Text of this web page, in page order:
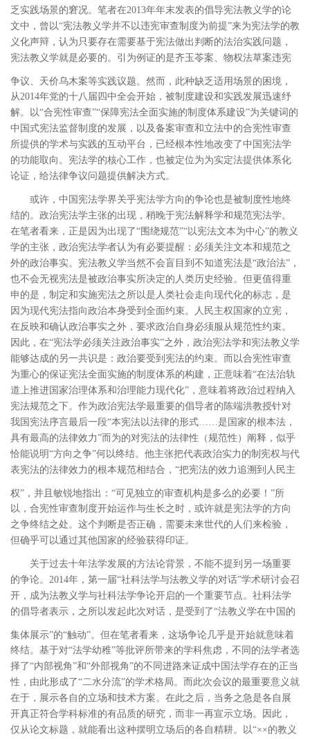
乏实践场景的窘况。笔者在2013年年末发表的倡导宪法教义学的论
文中，曾以“宪法教义学并不以违宪审查制度为前提”来为宪法学的教
义化声辩，认为只要存在需要基于宪法做出判断的法治实践问题，
宪法教义学就是必要的。引为例证的是齐玉苓案、物权法草案违宪
争议、天价乌木案等实践议题。 然而，此种缺乏适用场景的困境，
从2014年党的十八届四中全会开始，被制度建设和实践发展迅速纾
解。以“合宪性审查”“保障宪法全面实施的制度体系建设”为关键词的
中国式宪法监督制度的发展，以及备案审查和立法中的合宪性审查
所提供的学术与实践的互动平台，已经根本性地改变了中国宪法学
的功能取向。宪法学的核心工作，也被定位为为实定法提供体系化
论证，给法律争议问题提供解决方式。
或许，中国宪法学界关乎宪法学方向的争论也是被制度性地终
结的。政治宪法学主张的出现，稍晚于宪法解释学和规范宪法学。
在笔者看来，正是因为出现了“围绕规范”“以宪法文本为中心”的教义
学的主张，政治宪法学者认为有必要提醒：必须关注文本和规范之
外的政治事实。宪法教义学当然不会盲目到不知道宪法是“政治法”，
也不会无视宪法是被政治事实所决定的人类历史经验。但更值得重
申的是，制定和实施宪法之所以是人类社会走向现代化的标志，是
因为现代宪法指向政治本身受到全面约束。人民主权国家的立宪，
在反映和确认政治事实之外，要求政治自身必须服从规范性约束。
因此，在“宪法学必须关注政治事实”之外，政治宪法学和宪法教义学
能够达成的另一共识是：政治要受到宪法的约束。而以合宪性审查
为重心的保证宪法全面实施的制度体系的构建，正意味着“在法治轨
道上推进国家治理体系和治理能力现代化”，意味着将政治过程纳入
宪法规范之下。作为政治宪法学最重要的倡导者的陈端洪教授针对
我国宪法序言最后一段“本宪法以法律的形式……是国家的根本法，
具有最高的法律效力”而为的对宪法的法律性（规范性）阐释，似乎
恰能说明“方向之争”何以终结。他主张把代表政治实力的制宪权与代
表宪法的法律效力的根本规范相结合，“把宪法的效力追溯到人民主
权”，并且敏锐地指出：“可见独立的审查机构是多么的必要！”所
以，合宪性审查制度开始运作与生长之时，或许就是宪法学的方向
之争终结之处。这个判断是否正确，需要未来世代的人们来检验，
但确乎可以通过其他国家的经验获得印证。
关于过去十年法学发展的方法论背景，不能不提到另一场重要
的争论。 2014年，第一届“社科法学与法教义学的对话”学术研讨会召
开，成为法教义学与社科法学争论开启的一个重要节点。社科法学
的倡导者表示，之所以发起此次对话，是受到了“法教义学在中国的
集体展示”的“触动”。 但在笔者看来，这场争论几乎是开始就意味着
终结。基于对“法学幼稚”等批评所带来的学科焦虑，不同的法学者选
择了“内部视角”和“外部视角”的不同进路来证成中国法学存在的正当
性，由此形成了“二水分流”的学术格局。而此次会议的最重要意义就
在于，展示各自的立场和技术方案。在此之后，当务之急是各自展
开真正符合学科标准的有品质的研究，而非一再宣示立场。因此，
仅从论文标题，就能看出这种摆明立场后的各自精耕。以“××的教义